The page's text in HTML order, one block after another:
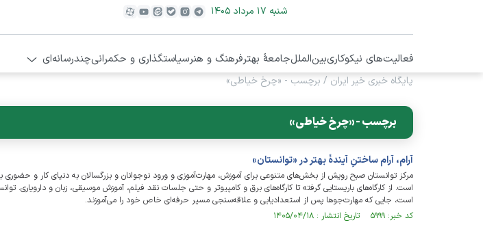
شنبه ۱۷ مرداد ۱۴۰۵
فعالیت‌های نیکوکاریبین‌المللجامعۀ بهترفرهنگ و هنرسیاستگذاری و حکمرانیچندرسانه‌ای
پایگاه خبری خیر ایران / برچسب - «چرخ خیاطی»
برچسب - «چرخ خیاطی»
آرام، آرام ساختنِ آیندۀ بهتر در «توانستان»
مرکز توانستان صبح‌ رویش از بخش‌های متنوعی برای آموزش، مهارت‌آموزی و ورود نوجوانان و بزرگسالان به دنیای کار و حضوری
است. از کارگاه‌های باریستایی گرفته تا کارگاه‌های برق و کامپیوتر و حتی جلسات نقد فیلم، آموزش موسیقی، زبان و دارویاری.
است، جایی که مهارت‌جوها پس از استعدادیابی و علاقه‌سنجی مسیر حرفه‌ای خاص خود را می‌آموزند.
کد خبر: ۵۹۹۹ تاریخ انتشار : ۱۴۰۵/۰۴/۱۸